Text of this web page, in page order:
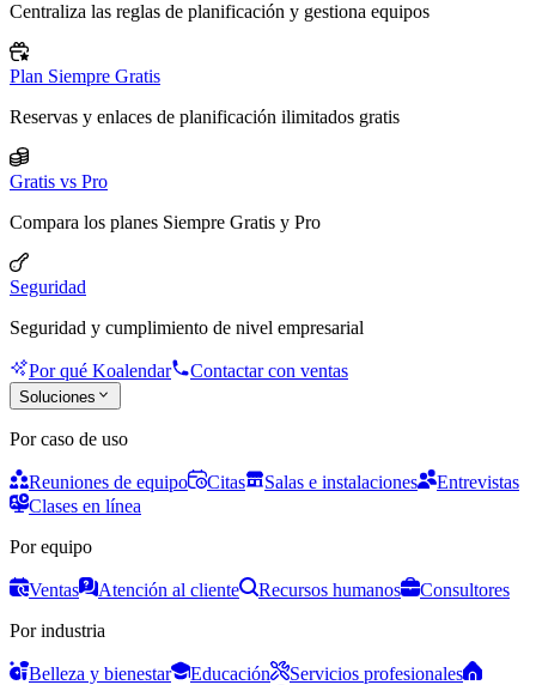
Centraliza las reglas de planificación y gestiona equipos
Plan Siempre Gratis
Reservas y enlaces de planificación ilimitados gratis
Gratis vs Pro
Compara los planes Siempre Gratis y Pro
Seguridad
Seguridad y cumplimiento de nivel empresarial
Por qué Koalendar Contactar con ventas
Soluciones
Por caso de uso
Reuniones de equipo Citas Salas e instalaciones
Entrevistas
Clases en línea
Por equipo
Ventas Atención al cliente Recursos humanos
Consultores
Por industria
Belleza y bienestar Educación
Servicios profesionales